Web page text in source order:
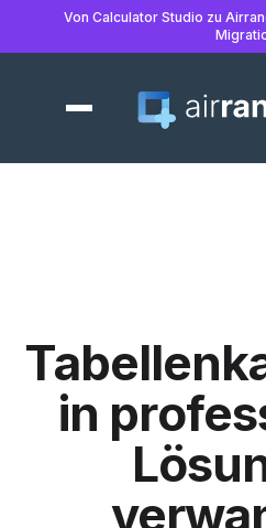
Von Calculator Studio zu
in